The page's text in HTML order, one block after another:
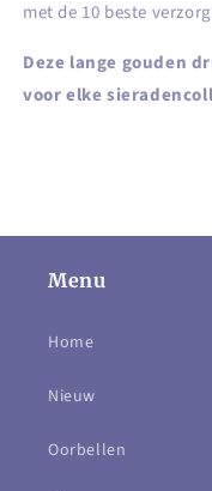
met de 10 beste
Deze lange gouden
voor elke
Menu
Home
Nieuw
Oorbellen